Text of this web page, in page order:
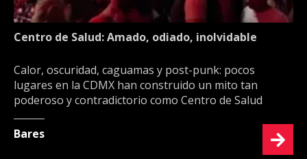
Centro de Salud: Amado, odiado, inolvidable
Calor, oscuridad, caguamas y post-punk: pocos
lugares en la CDMX han construido un mito tan
poderoso y contradictorio como Centro de Salud
Bares